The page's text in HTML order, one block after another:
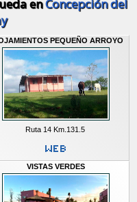
enConcepción del
PEQUEÑO ARROYO
Ruta 14 Km.131.5
VISTAS VERDES